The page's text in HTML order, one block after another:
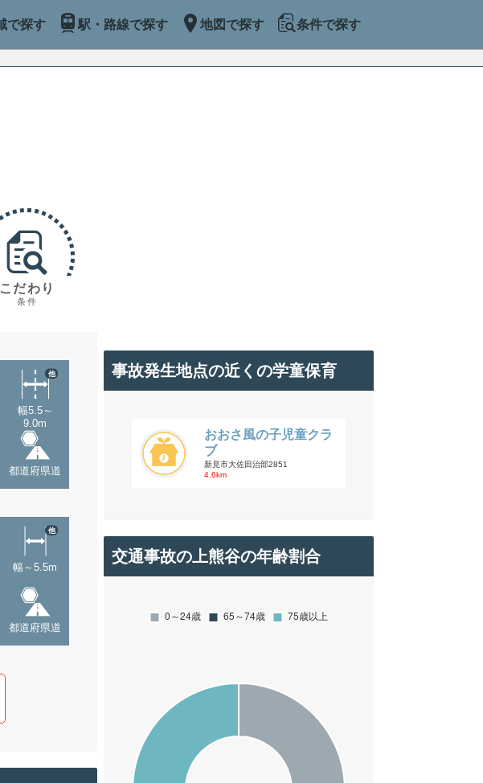
で探す 駅・路線で探す 地図で探す 条件で探す
こだわり
条件
幅5.5～
9.0m
他
都道府県道
幅～5.5m
他
都道府県道
事故発生地点の近くの学童保育
おおさ風の子児童クラ
ブ
新見市大佐田治部2851
4.6km
交通事故の上熊谷の年齢割合